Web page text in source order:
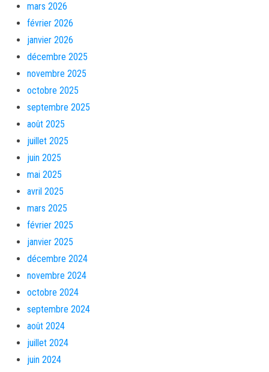
mars 2026
février 2026
janvier 2026
décembre 2025
novembre 2025
octobre 2025
septembre 2025
août 2025
juillet 2025
juin 2025
mai 2025
avril 2025
mars 2025
février 2025
janvier 2025
décembre 2024
novembre 2024
octobre 2024
septembre 2024
août 2024
juillet 2024
juin 2024